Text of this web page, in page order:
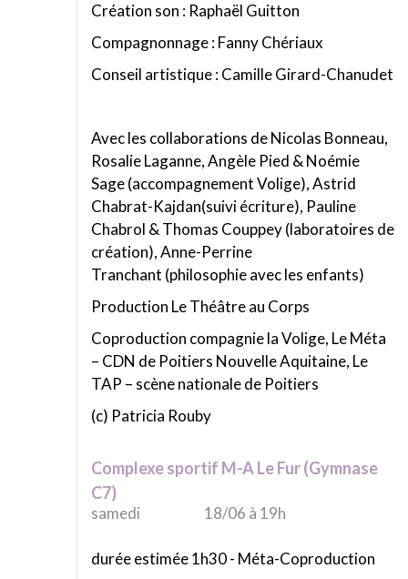
Création son : Raphaël Guitton
Compagnonnage : Fanny Chériaux
Conseil artistique : Camille Girard-Chanudet
Avec les collaborations de Nicolas Bonneau,
Rosalie Laganne, Angèle Pied & Noémie
Sage (accompagnement Volige), Astrid
Chabrat-Kajdan(suivi écriture), Pauline
Chabrol & Thomas Couppey (laboratoires de
création), Anne-Perrine
Tranchant (philosophie avec les enfants)
Production Le Théâtre au Corps
Coproduction compagnie la Volige, Le Méta
– CDN de Poitiers Nouvelle Aquitaine, Le
TAP – scène nationale de Poitiers
(c) Patricia Rouby
Complexe sportif M-A Le Fur (Gymnase
C7)
samedi 18/06 à 19h
durée estimée 1h30 - Méta-Coproduction